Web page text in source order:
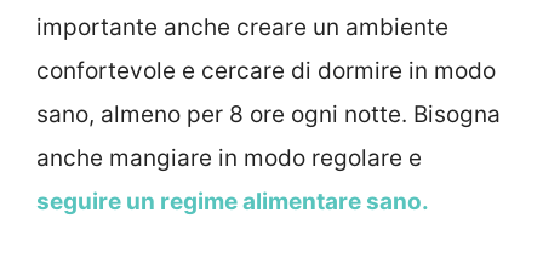
importante anche creare un ambiente
confortevole e cercare di dormire in modo
sano, almeno per 8 ore ogni notte. Bisogna
anche mangiare in modo regolare e
seguire un regime alimentare sano.